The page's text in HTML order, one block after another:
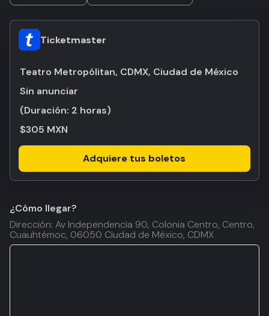
Ticketmaster
Teatro Metropólitan, CDMX, Ciudad de México
Sin anunciar
(Duración: 2 horas)
$305 MXN
Adquiere tus boletos
¿Cómo llegar?
Dirección: Av Independencia 90, Colonia Centro, Centro,
Cuauhtémoc, 06050 Ciudad de México, CDMX